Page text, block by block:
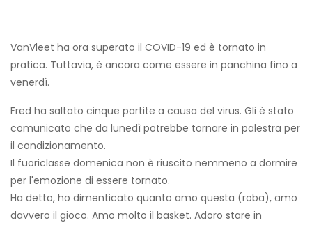
VanVleet ha ora superato il COVID-19 ed è tornato in
pratica. Tuttavia, è ancora come essere in panchina fino a
venerdì.
Fred ha saltato cinque partite a causa del virus. Gli è stato
comunicato che da lunedì potrebbe tornare in palestra per
il condizionamento.
Il fuoriclasse domenica non è riuscito nemmeno a dormire
per l'emozione di essere tornato.
Ha detto, ho dimenticato quanto amo questa (roba), amo
davvero il gioco. Amo molto il basket. Adoro stare in